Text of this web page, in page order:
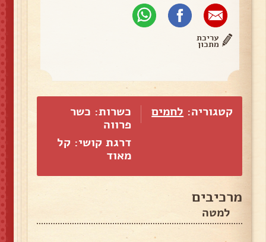
עריכת
מתכון
קטגוריה: לחמים
כשרות: כשר
פרווה
דרגת קושי: קל
מאוד
מרכיבים
למטה